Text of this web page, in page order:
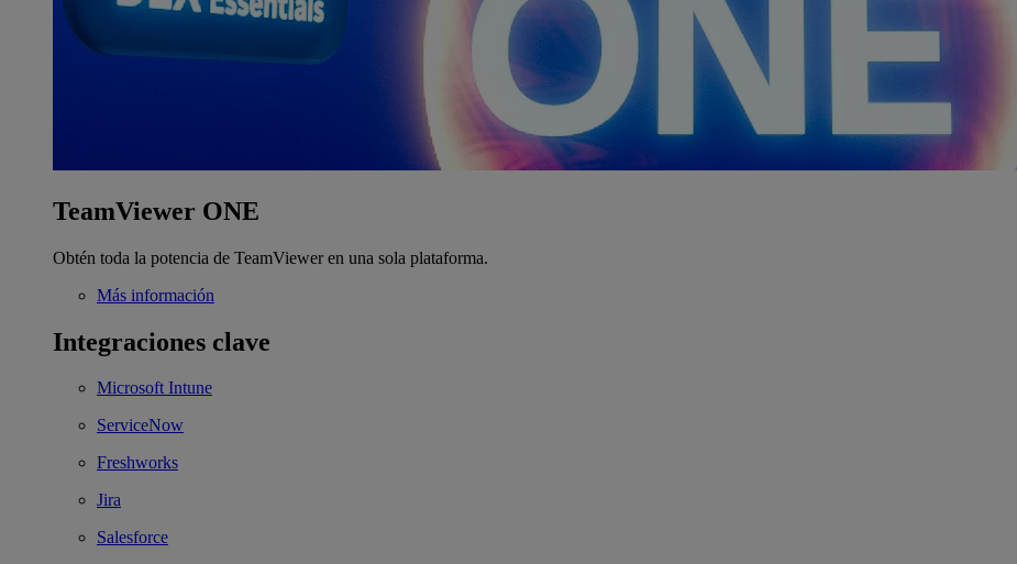
TeamViewer ONE
Obtén toda la potencia de TeamViewer en una sola plataforma.
Más información
Integraciones clave
Microsoft Intune
ServiceNow
Freshworks
Jira
Salesforce